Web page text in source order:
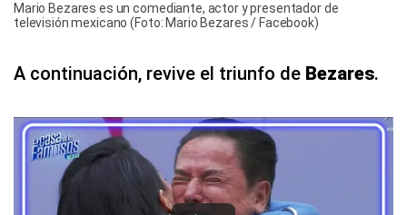
Mario Bezares es un comediante, actor y presentador de
televisión mexicano (Foto: Mario Bezares / Facebook)
A continuación, revive el triunfo de Bezares.